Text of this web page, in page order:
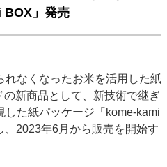
動画コンテンツ
ン
ジネス イベント 信用情報
業界
BOX」発売
れなくなったお米を活用した紙
新商品として、新技術で継ぎ
した紙パッケージ「kome-kami
2023年6月から販売を開始す